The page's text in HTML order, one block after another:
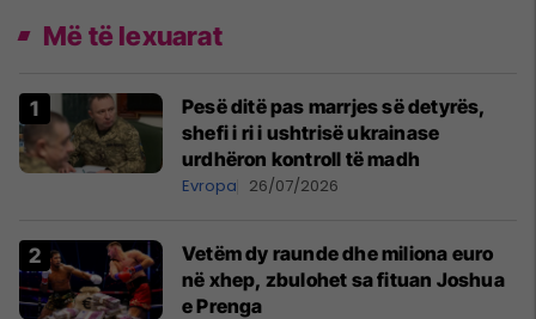
Më të lexuarat
Pesë ditë pas marrjes së detyrës,
shefi i ri i ushtrisë ukrainase
urdhëron kontroll të madh
Evropa 26/07/2026
Vetëm dy raunde dhe miliona euro
në xhep, zbulohet sa fituan Joshua
e Prenga